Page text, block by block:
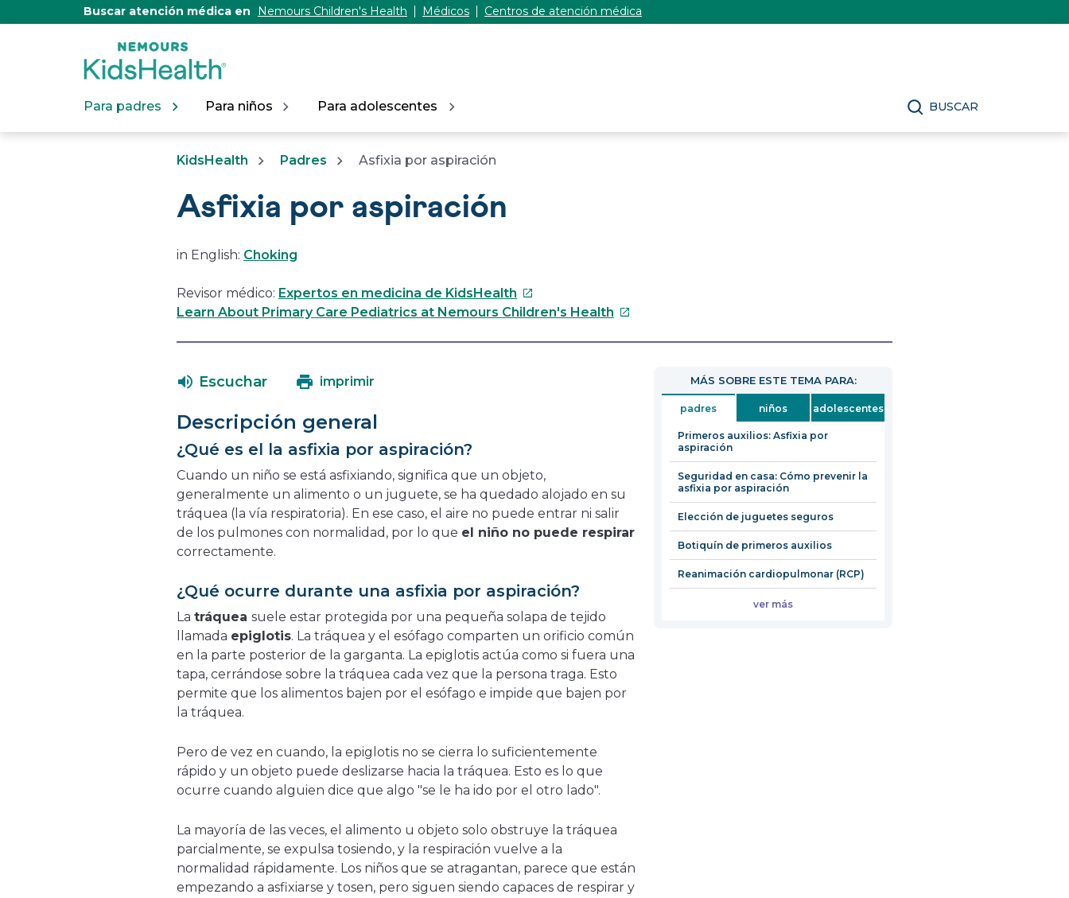
Buscar atención médica en Nemours Children's Health Médicos Centros de atención médica
Para padres Para niños Para adolescentes BUSCAR
KidsHealth Padres Asfixia por aspiración
Asfixia por aspiración
in English: Choking
Revisor médico: Expertos en medicina de KidsHealth Este
enlace
Learn About Primary Care Pediatrics at Nemours Children's Health Este
Escuchar imprimir
Descripción general
¿Qué es el la asfixia por aspiración?
Cuando un niño se está asfixiando, significa que un objeto,
generalmente un alimento o un juguete, se ha quedado alojado en su
tráquea (la vía respiratoria). En ese caso, el aire no puede entrar ni salir
de los pulmones con normalidad, por lo que el niño no puede respirar
correctamente.
¿Qué ocurre durante una asfixia por aspiración?
La tráquea suele estar protegida por una pequeña solapa de tejido
llamada epiglotis. La tráquea y el esófago comparten un orificio común
en la parte posterior de la garganta. La epiglotis actúa como si fuera una
tapa, cerrándose sobre la tráquea cada vez que la persona traga. Esto
permite que los alimentos bajen por el esófago e impide que bajen por
la tráquea.
Pero de vez en cuando, la epiglotis no se cierra lo suficientemente
rápido y un objeto puede deslizarse hacia la tráquea. Esto es lo que
ocurre cuando alguien dice que algo "se le ha ido por el otro lado".
La mayoría de las veces, el alimento u objeto solo obstruye la tráquea
parcialmente, se expulsa tosiendo, y la respiración vuelve a la
normalidad rápidamente. Los niños que se atragantan, parece que están
empezando a asfixiarse y tosen, pero siguen siendo capaces de respirar y
MÁS SOBRE ESTE TEMA PARA:
padres niños adolescentes
Primeros auxilios: Asfixia por
aspiración
Seguridad en casa: Cómo prevenir la
asfixia por aspiración
Elección de juguetes seguros
Botiquín de primeros auxilios
Reanimación cardiopulmonar (RCP)
ver más